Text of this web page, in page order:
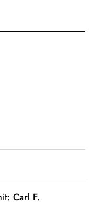
Carl F.